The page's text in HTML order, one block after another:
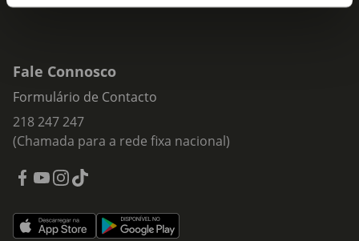
Fale Connosco
Formulário de Contacto
218 247 247
(Chamada para a rede fixa nacional)